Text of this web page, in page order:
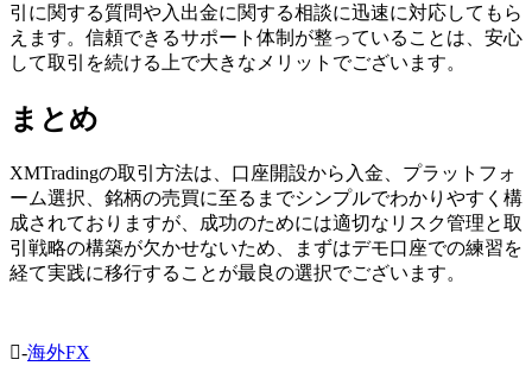
引に関する質問や入出金に関する相談に迅速に対応してもら
えます。信頼できるサポート体制が整っていることは、安心
して取引を続ける上で大きなメリットでございます。
まとめ
XMTradingの取引方法は、口座開設から入金、プラットフォ
ーム選択、銘柄の売買に至るまでシンプルでわかりやすく構
成されておりますが、成功のためには適切なリスク管理と取
引戦略の構築が欠かせないため、まずはデモ口座での練習を
経て実践に移行することが最良の選択でございます。
-海外FX